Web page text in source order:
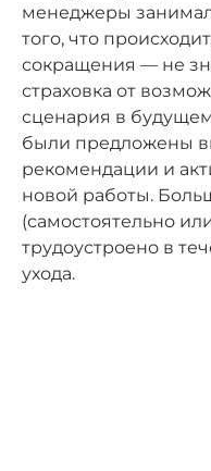
менеджеры
того, что
сокращения — не
страховка от
сценария в
были предложены
рекомендации и
новой работы.
(самостоятельно
трудоустроено в
ухода.